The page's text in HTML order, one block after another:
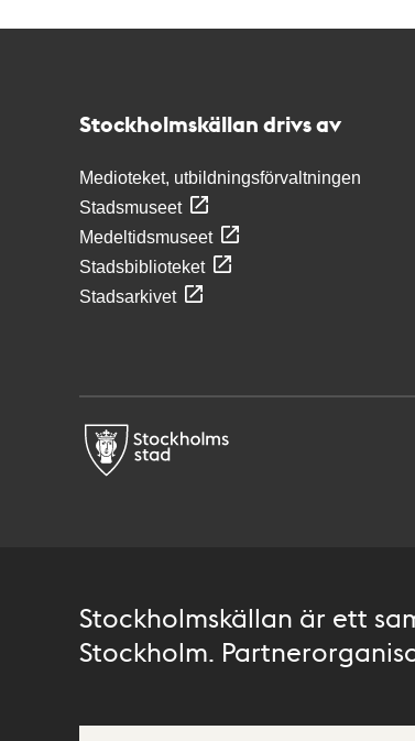
Stockholmskällan drivs av
Medioteket, utbildningsförvaltningen
Stadsmuseet
Medeltidsmuseet
Stadsbiblioteket
Stadsarkivet
Stockholmskällan är ett
Stockholm.